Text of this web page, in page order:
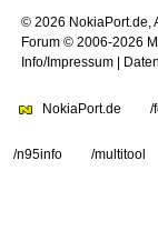
© 2026 NokiaPort.de,
Forum © 2006-2026
Info/Impressum
NokiaPort.de /
/n95info /multitool